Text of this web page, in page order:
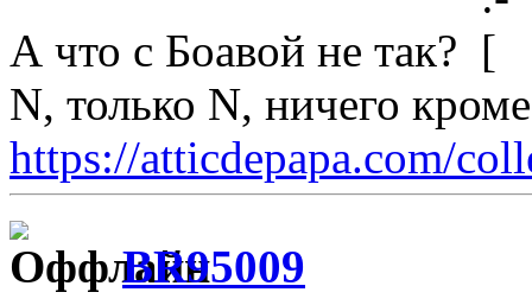
А что с Боавой не так?
N, только N, ничего
https://atticdepapa.com/
BR95009